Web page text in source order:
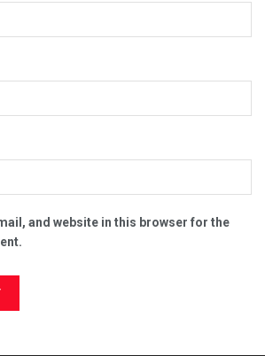
and website in this browser for the